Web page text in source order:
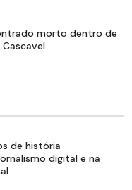
morto dentro de
de história
digital e na